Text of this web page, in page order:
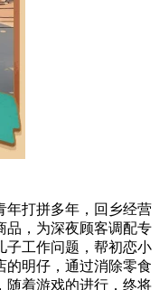
年打拼多年，回乡经营
品，为深夜顾客调配专
子工作问题，帮初恋小
的明仔，通过消除零食
随着游戏的进行，终将